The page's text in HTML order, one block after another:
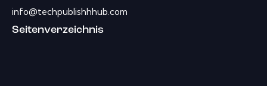
info@techpublishhhub.com
Seitenverzeichnis